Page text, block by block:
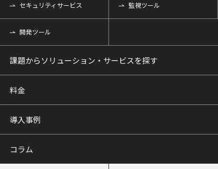
セキュリティサービス 監視ツール
開発ツール
課題からソリューション・サービスを探す
料金
導入事例
コラム